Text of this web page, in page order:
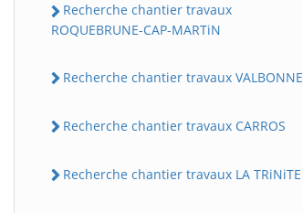
Recherche chantier travaux
ROQUEBRUNE-CAP-MARTiN
Recherche chantier travaux VALBONNE
Recherche chantier travaux CARROS
Recherche chantier travaux LA TRiNiTE